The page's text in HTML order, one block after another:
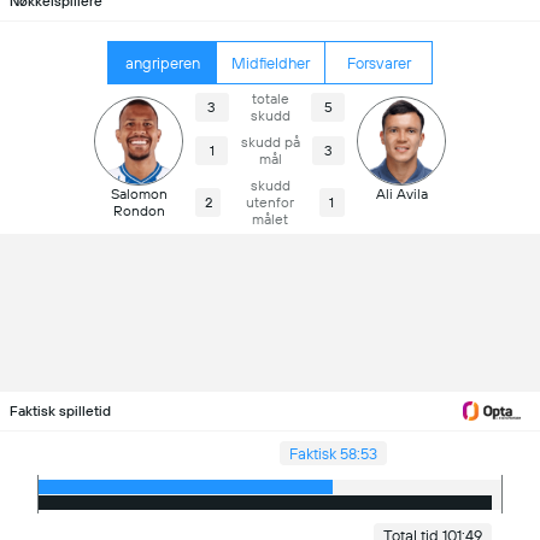
angriperen Midfieldher Forsvarer
Salomon
Rondon
3
totale
skudd
5
1
skudd på
mål
3
2
skudd
utenfor
målet
1 Ali Avila
Faktisk spilletid
Faktisk 58:53
Total tid 101:49